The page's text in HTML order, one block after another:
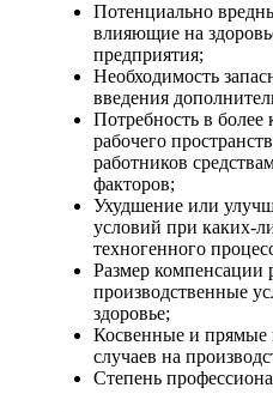
Потенциально
влияющие на
предприятия;
Необходимость
введения
Потребность в более
рабочего
работников
факторов;
Ухудшение или
условий при каких-
техногенного
Размер компенсации
производственные
здоровье;
Косвенные и прямые
случаев на
Степень